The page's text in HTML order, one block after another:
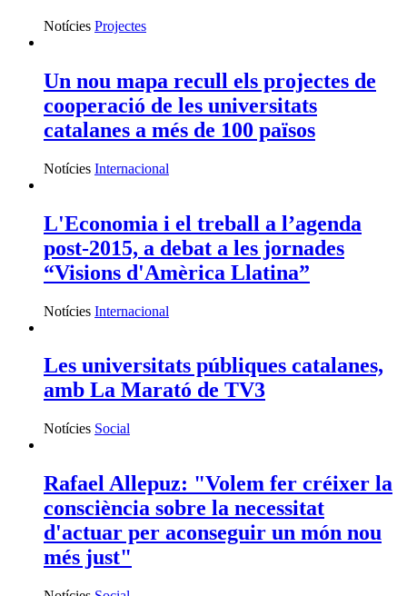
Notícies Projectes
Un nou mapa recull els projectes de
cooperació de les universitats
catalanes a més de 100 països
Notícies Internacional
L'Economia i el treball a l’agenda
post-2015, a debat a les jornades
“Visions d'Amèrica Llatina”
Notícies Internacional
Les universitats públiques catalanes,
amb La Marató de TV3
Notícies Social
Rafael Allepuz: "Volem fer créixer la
consciència sobre la necessitat
d'actuar per aconseguir un món nou
més just"